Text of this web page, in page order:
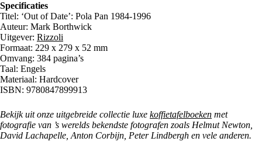
Specificaties
Titel: ‘Out of Date’: Pola Pan 1984-1996
Auteur: Mark Borthwick
Uitgever: Rizzoli
Formaat: 229 x 279 x 52 mm
Omvang: 384 pagina’s
Taal: Engels
Materiaal: Hardcover
ISBN: 9780847899913
Bekijk uit onze uitgebreide collectie luxe koffietafelboeken met
fotografie van ’s werelds bekendste fotografen zoals Helmut Newton,
David Lachapelle, Anton Corbijn, Peter Lindbergh en vele anderen.